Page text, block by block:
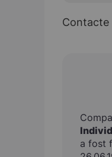
Contacte
a fost